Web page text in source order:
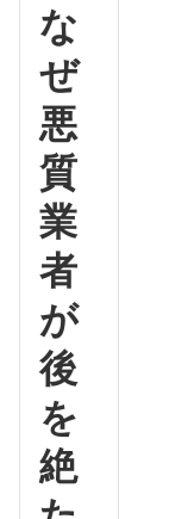
な
ぜ
悪
質
業
者
が
後
を
絶